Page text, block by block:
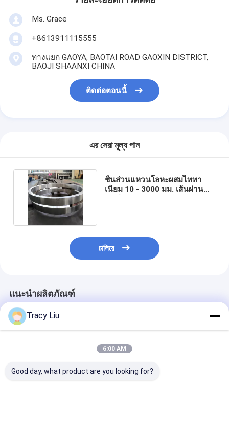
Ms. Grace
+8613911115555
ทางแยก GAOYA, BAOTAI ROAD GAOXIN DISTRICT,
BAOJI SHAANXI CHINA
ติดต่อตอนนี้
এর সেরা মূল্য পান
ชิ้นส่วนแหวนโลหะผสมไททา
เนียม 10 - 3000 มม. เส้นผ่าน
চালিয়ে
แนะนำผลิตภัณฑ์
Tracy Liu
6:00 AM
Good day, what product are you looking for?